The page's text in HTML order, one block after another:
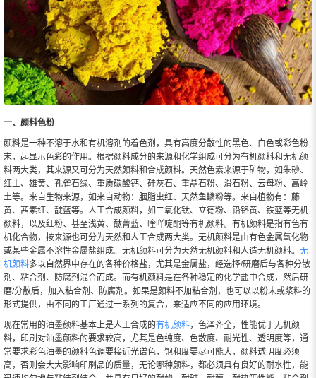
一、颜料色粉
颜料是一种不溶于水和有机溶剂的着色剂，具有高度分散性的黑色、白色或彩色粉
末，起显示色彩的作用。根据颜料成分的来源和化学组成可分为有机颜料和无机颜
料两大类，其来源又可分为天然颜料和合成颜料。天然色素来源于矿物，如朱砂、
红土、雄黄、孔雀石绿、重质碳酸钙、硅灰石、重晶石粉、滑石粉、云母粉、高岭
土等。来自生物来源，如来自动物：胭脂虫红、天然鱼鳞粉等。来自植物有：藤
黄、茜素红、靛蓝等。人工合成颜料，如二氧化钛、立德粉、铅铬黄、铁蓝等无机
颜料，以及红粉、甚至浅黄、酞菁蓝、喹吖啶酮等有机颜料。有机颜料是指有色有
机化合物，按来源也可分为天然和人工合成两大类。无机颜料是由有色金属氧化物
或某些金属不溶性金属盐组成。无机颜料可分为天然无机颜料和人造无机颜料。 无
机颜料多以自然界中存在的各种价格盐，尤其是金属盐，经选择/研磨后与各种分散
剂、粘合剂、防腐剂混合而成。而有机颜料是在各种稳定的化学盐中合成，然后研
磨/分散后，加入粘合剂、防腐剂。如果是颜料不加粘合剂，也可以以粉末或浆料的
形式提供，由不同的工厂通过一系列的复合，来适应不同的应用环境。
现在常用的油墨颜料基本上是人工合成的有机颜料，色泽齐全，性能优于无机颜
料，印刷对油墨颜料的要求较高，尤其是色纯度、色散度、耐光性、透明度等，通
常要求彩色油墨的颜料色调要接近光谱色，饱和度要尽可能大，颜料透明度必须
高，否则会大大影响印刷品的质量，无论哪种颜料，都必须具有良好的耐水性，能